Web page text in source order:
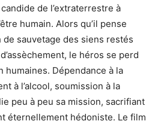
de l’extraterrestre à
humain. Alors qu’il pense
sauvetage des siens restés
le héros se perd
humaines. Dépendance à la
à l’alcool, soumission à la
peu à peu sa mission, sacrifiant
éternellement hédoniste. Le film